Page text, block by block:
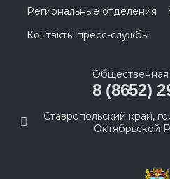
Региональные отделения
Контакты пресс-службы
8 (8652)
Ставропольский край,
Октябрьской